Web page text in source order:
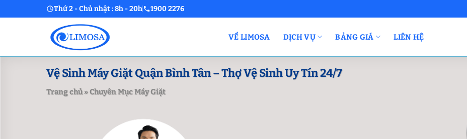
to
Thứ 2 - Chủ nhật : 8h - 20h 1900 2276
VỀ LIMOSA DỊCH VỤ BẢNG GIÁ LIÊN HỆ
Vệ Sinh Máy Giặt Quận Bình Tân – Thợ Vệ Sinh Uy Tín 24/7
Trang chủ»Chuyên Mục Máy Giặt